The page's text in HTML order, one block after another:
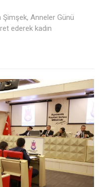
Şimşek, Anneler Günü
ederek kadın